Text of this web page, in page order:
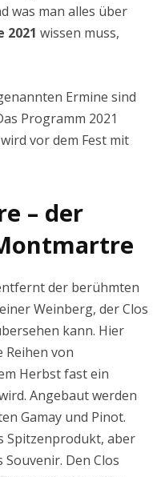
was man alles über
wissen muss,
Ermine sind
Programm 2021
vor dem Fest mit
– der
der berühmten
Weinberg, der Clos
kann. Hier
Reihen von
Herbst fast ein
Angebaut werden
Gamay und Pinot.
Spitzenprodukt, aber
Den Clos